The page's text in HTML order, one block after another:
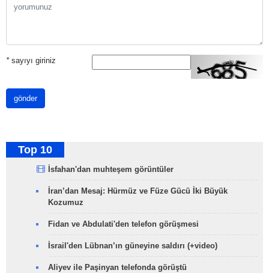
*sayıyı giriniz
gönder
Top 10
İsfahan'dan muhteşem görüntüler
İran’dan Mesaj: Hürmüz ve Füze Gücü İki Büyük
Kozumuz
Fidan ve Abdulati'den telefon görüşmesi
İsrail'den Lübnan’ın güneyine saldırı (+video)
Aliyev ile Paşinyan telefonda görüştü